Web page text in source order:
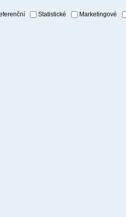
Statistické Marketingové